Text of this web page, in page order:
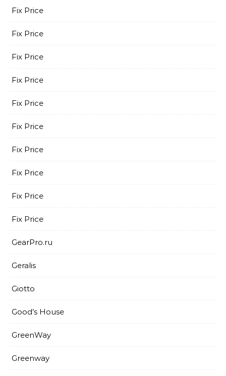
Fix Price
Fix Price
Fix Price
Fix Price
Fix Price
Fix Price
Fix Price
Fix Price
Fix Price
Fix Price
GearPro.ru
Geralis
Giotto
Good’s House
GreenWay
Greenway